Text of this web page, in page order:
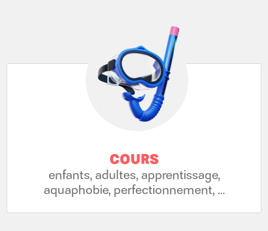
COURS
enfants, adultes, apprentissage,
aquaphobie, perfectionnement, ...